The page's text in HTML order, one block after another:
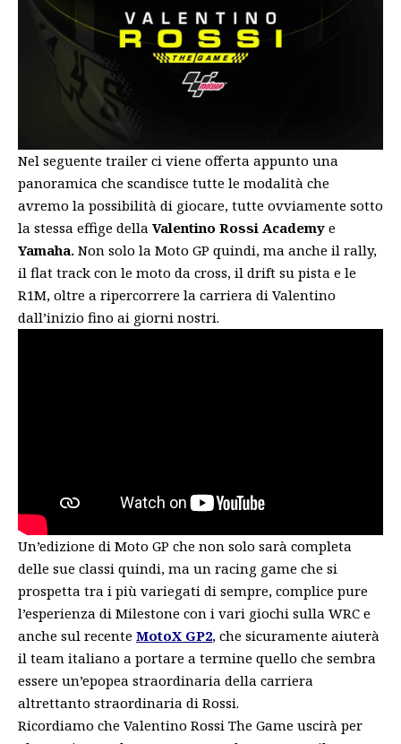
Nel seguente trailer ci viene offerta appunto una
panoramica che scandisce tutte le modalità che
avremo la possibilità di giocare, tutte ovviamente sotto
la stessa effige della Valentino Rossi Academy e
Yamaha. Non solo la Moto GP quindi, ma anche il rally,
il flat track con le moto da cross, il drift su pista e le
R1M, oltre a ripercorrere la carriera di Valentino
dall’inizio fino ai giorni nostri.
Un’edizione di Moto GP che non solo sarà completa
delle sue classi quindi, ma un racing game che si
prospetta tra i più variegati di sempre, complice pure
l’esperienza di Milestone con i vari giochi sulla WRC e
anche sul recente MotoX GP2, che sicuramente aiuterà
il team italiano a portare a termine quello che sembra
essere un’epopea straordinaria della carriera
altrettanto straordinaria di Rossi.
Ricordiamo che Valentino Rossi The Game uscirà per